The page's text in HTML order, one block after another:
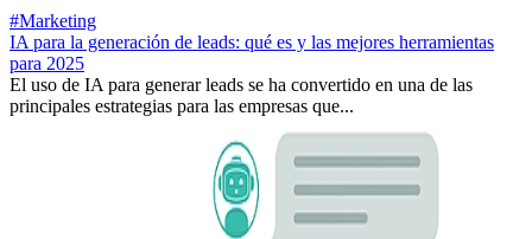
#Marketing
IA para la generación de leads: qué es y las mejores herramientas
para 2025
El uso de IA para generar leads se ha convertido en una de las
principales estrategias para las empresas que...